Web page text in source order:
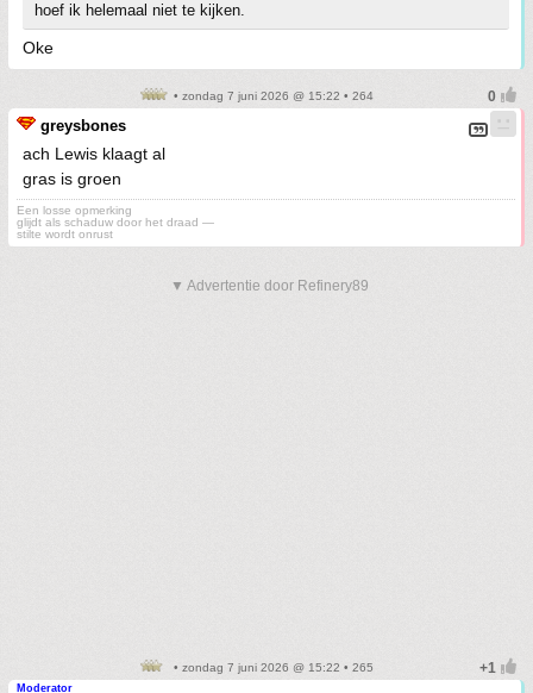
hoef ik helemaal niet te kijken.
Oke
• zondag 7 juni 2026 @ 15:22 • 264
greysbones
ach Lewis klaagt al
gras is groen
Een losse opmerking
glijdt als schaduw door het draad —
stilte wordt onrust
▼ Advertentie door Refinery89
• zondag 7 juni 2026 @ 15:22 • 265
Moderator